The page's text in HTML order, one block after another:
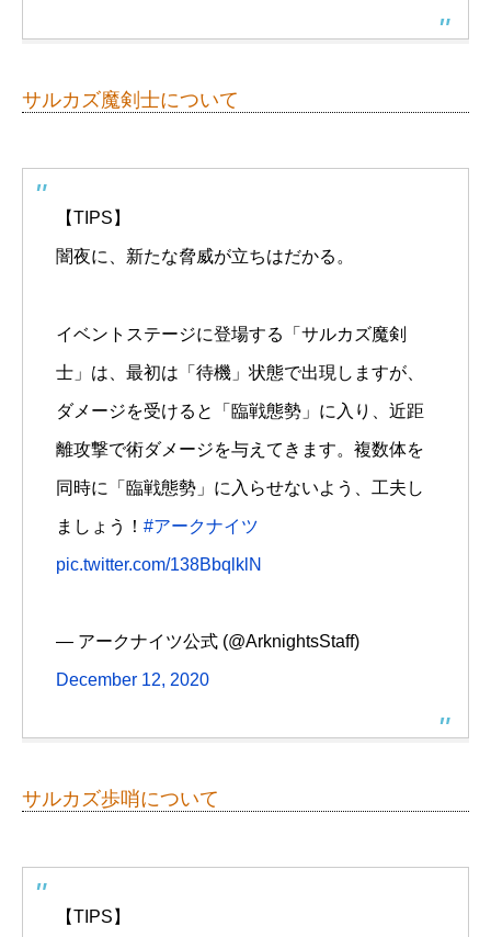
サルカズ魔剣士について
【TIPS】
闇夜に、新たな脅威が立ちはだかる。
イベントステージに登場する「サルカズ魔剣
士」は、最初は「待機」状態で出現しますが、
ダメージを受けると「臨戦態勢」に入り、近距
離攻撃で術ダメージを与えてきます。複数体を
同時に「臨戦態勢」に入らせないよう、工夫し
ましょう！ #アークナイツ
pic.twitter.com/138BbqlklN
— アークナイツ公式 (@ArknightsStaff)
December 12, 2020
サルカズ歩哨について
【TIPS】